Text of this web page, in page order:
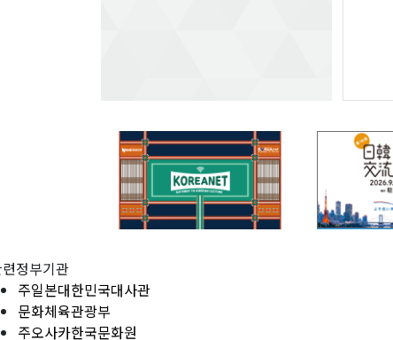
정부기관
주일본대한민국대사관
문화체육관광부
주오사카한국문화원